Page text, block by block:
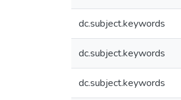
dc.subject.keywords
dc.subject.keywords
dc.subject.keywords